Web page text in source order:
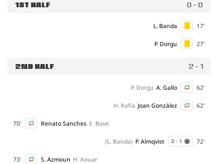
1ST HALF 0 - 0
17'
L. Banda
27'
P. Dorgu
2ND HALF 2 - 1
62'
A. Gallo
P. Dorgu
62'
Joan Gonzàlez
H. Rafia
70' Renato Sanches E. Bove
72'
0 - 1
P. Almqvist
(L. Banda)
73' S. Azmoun H. Aouar